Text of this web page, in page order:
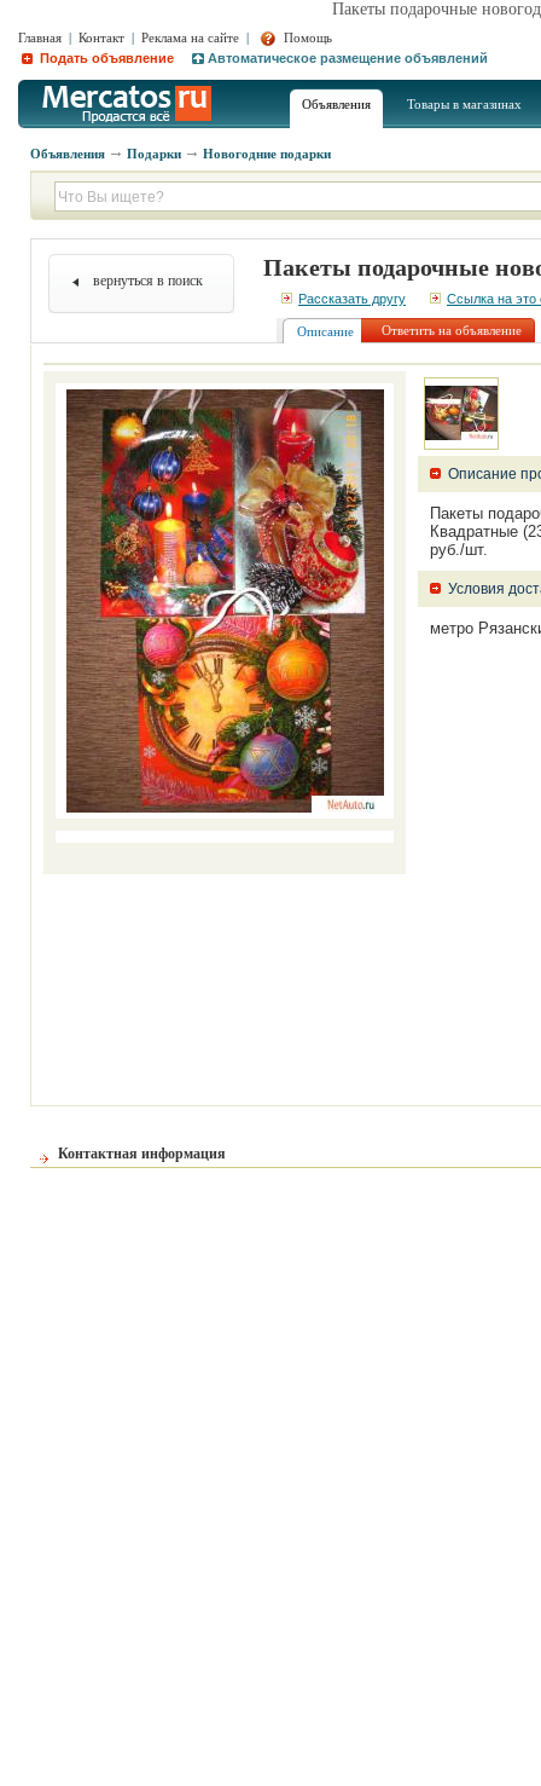
Пакеты подарочные
Главная | Контакт | Реклама на сайте |
Помощь
Подать объявление
Автоматическое размещение объявлений
Объявления Товары в магазинах
Объявления Подарки Новогодние подарки
вернуться в поиск Пакеты подарочные
Рассказать другу Ссылка на это
Описание Ответить на объявление
Описание
Пакеты
Квадратные
руб./шт.
Условия
метро
Контактная информация